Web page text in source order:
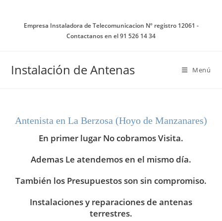
contenido
Empresa Instaladora de Telecomunicacion Nº registro 12061 -
Contactanos en el 91 526 14 34
Instalación de Antenas Menú
Antenista en La Berzosa (Hoyo de Manzanares)
En primer lugar No cobramos Visita.
Ademas Le atendemos en el mismo día.
También los Presupuestos son sin compromiso.
Instalaciones y reparaciones de antenas
terrestres.